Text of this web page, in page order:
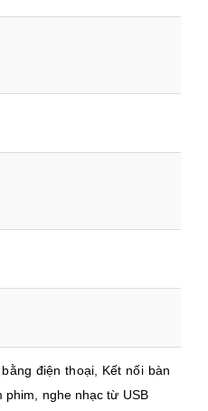
điện thoại, Kết nối bàn
phim, nghe nhạc từ USB